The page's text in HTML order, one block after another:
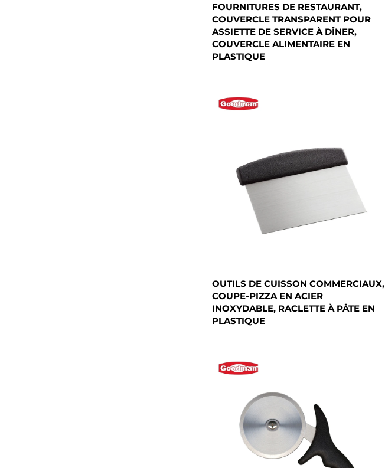
FOURNITURES DE RESTAURANT,
COUVERCLE TRANSPARENT POUR
ASSIETTE DE SERVICE À DÎNER,
COUVERCLE ALIMENTAIRE EN
PLASTIQUE
OUTILS DE CUISSON COMMERCIAUX,
COUPE-PIZZA EN ACIER
INOXYDABLE, RACLETTE À PÂTE EN
PLASTIQUE